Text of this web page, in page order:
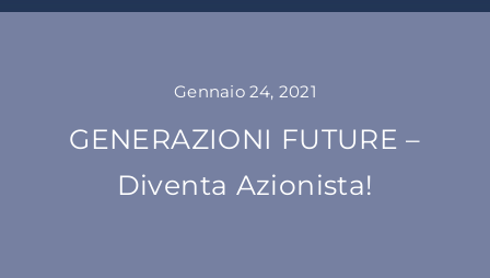
CLASS ACTION RAI
SU DI NOI
Gennaio 24, 2021
GENERAZIONI FUTURE –
Diventa Azionista!